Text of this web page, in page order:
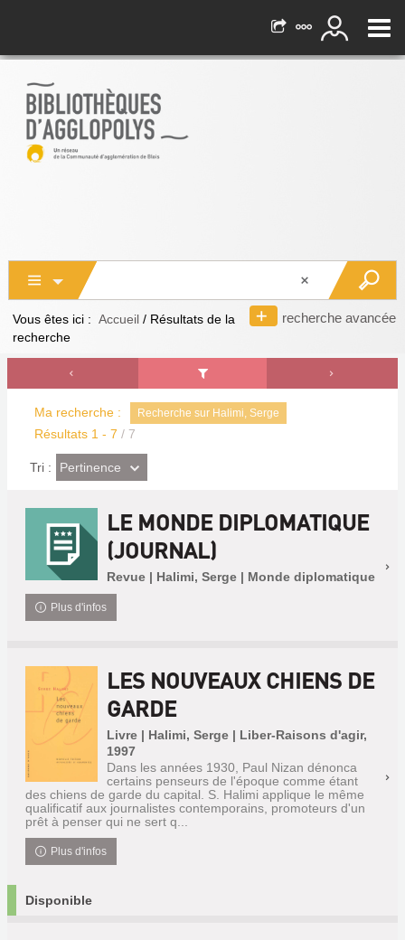
recherche avancée
Vous êtes ici : Accueil / Résultats de la
recherche
Ma recherche : Recherche sur Halimi, Serge
Résultats 1 - 7 / 7
Tri : (Effet
imédiat)
Pertinence
LE MONDE DIPLOMATIQUE
(JOURNAL)
Revue | Halimi, Serge | Monde diplomatique
Plus d'infos
LES NOUVEAUX CHIENS DE
GARDE
Livre | Halimi, Serge | Liber-Raisons d'agir,
1997
Dans les années 1930, Paul Nizan dénonca
certains penseurs de l'époque comme étant
des chiens de garde du capital. S. Halimi applique le même
qualificatif aux journalistes contemporains, promoteurs d'un
prêt à penser qui ne sert q...
Plus d'infos
Disponible